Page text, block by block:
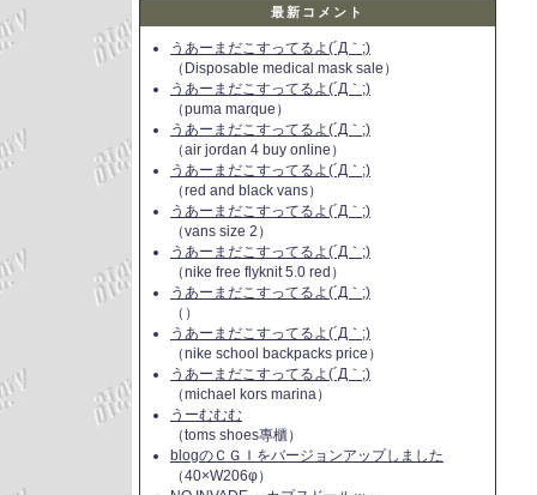
最新コメント
うあーまだこすってるよ(´Д｀;)
（Disposable medical mask sale）
うあーまだこすってるよ(´Д｀;)
（puma marque）
うあーまだこすってるよ(´Д｀;)
（air jordan 4 buy online）
うあーまだこすってるよ(´Д｀;)
（red and black vans）
うあーまだこすってるよ(´Д｀;)
（vans size 2）
うあーまだこすってるよ(´Д｀;)
（nike free flyknit 5.0 red）
うあーまだこすってるよ(´Д｀;)
（）
うあーまだこすってるよ(´Д｀;)
（nike school backpacks price）
うあーまだこすってるよ(´Д｀;)
（michael kors marina）
うーむむむ
（toms shoes專櫃）
blogのＣＧＩをバージョンアップしました
（40×W206φ）